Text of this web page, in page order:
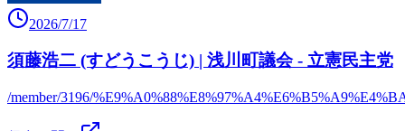
2026/7/17
須藤浩二 (すどうこうじ) | 浅川町議会 - 立憲民主党
/member/3196/